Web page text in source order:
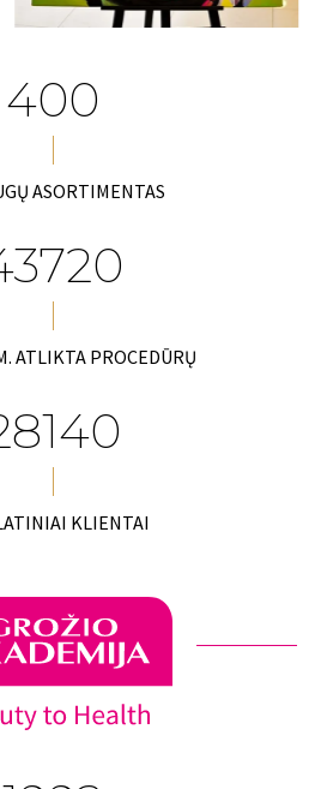
400
ASORTIMENTAS
ATLIKTA PROCEDŪRŲ
KLIENTAI